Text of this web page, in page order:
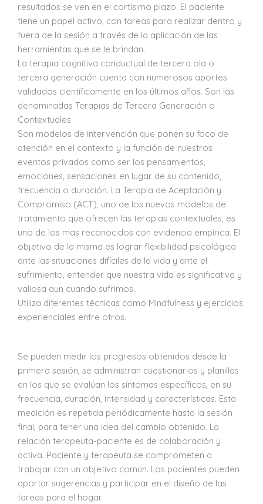
resultados se ven en el cortísimo plazo. El paciente
tiene un papel activo, con tareas para realizar dentro y
fuera de la sesión a través de la aplicación de las
herramientas que se le brindan.
La terapia cognitiva conductual de tercera ola o
tercera generación cuenta con numerosos aportes
validados científicamente en los últimos años. Son las
denominadas Terapias de Tercera Generación o
Contextuales.
Son modelos de intervención que ponen su foco de
atención en el contexto y la función de nuestros
eventos privados como ser los pensamientos,
emociones, sensaciones en lugar de su contenido,
frecuencia o duración. La Terapia de Aceptación y
Compromiso (ACT), uno de los nuevos modelos de
tratamiento que ofrecen las terapias contextuales, es
uno de los mas reconocidos con evidencia empírica. El
objetivo de la misma es lograr flexibilidad psicológica
ante las situaciones difíciles de la vida y ante el
sufrimiento, entender que nuestra vida es significativa y
valiosa aun cuando sufrimos.
Utiliza diferentes técnicas como Mindfulness y ejercicios
experienciales entre otros.
Se pueden medir los progresos obtenidos desde la
primera sesión, se administran cuestionarios y planillas
en los que se evalúan los síntomas específicos, en su
frecuencia, duración, intensidad y características. Esta
medición es repetida periódicamente hasta la sesión
final, para tener una idea del cambio obtenido. La
relación terapeuta-paciente es de colaboración y
activa. Paciente y terapeuta se comprometen a
trabajar con un objetivo común. Los pacientes pueden
aportar sugerencias y participar en el diseño de las
tareas para el hogar.